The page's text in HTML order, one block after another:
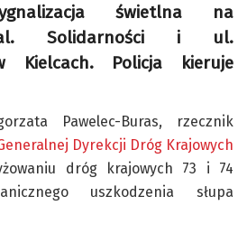
świetlna na
al. Solidarności i ul.
Kielcach. Policja kieruje
Pawelec-Buras, rzecznik
Dyrekcji Dróg Krajowych
dróg krajowych 73 i 74
uszkodzenia słupa